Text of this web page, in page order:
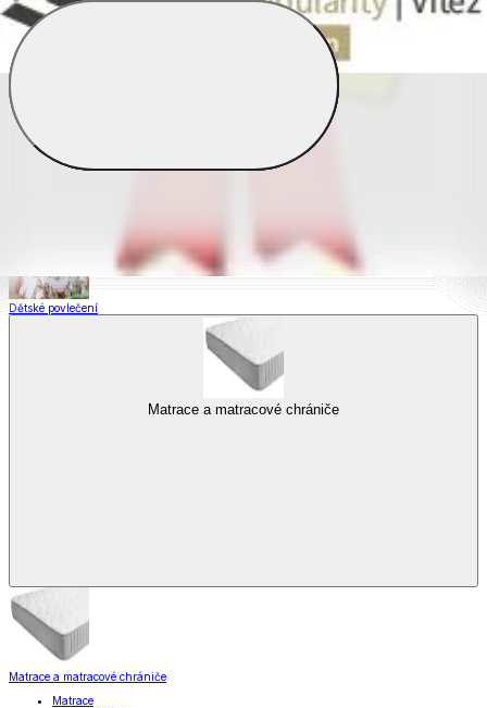
Saténové povlečení
Povlečení s fototiskem
Dětské povlečení
Matrace a matracové chrániče
Matrace a matracové chrániče
Matrace